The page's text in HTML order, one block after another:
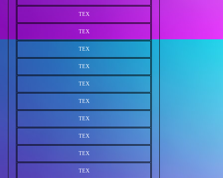
TEX
TEX
TEX
TEX
TEX
TEX
TEX
TEX
TEX
TEX